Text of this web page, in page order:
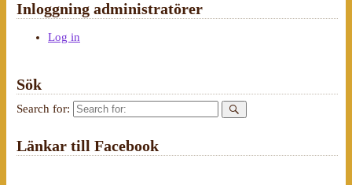
Inloggning administratörer
Log in
Sök
Search for:
Länkar till Facebook